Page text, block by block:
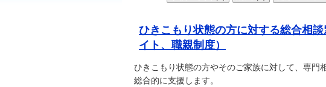
ひきこもり状態の方に対する総合相
イト、職親制度）
ひきこもり状態の方やそのご家族に対して、専門
総合的に支援します。